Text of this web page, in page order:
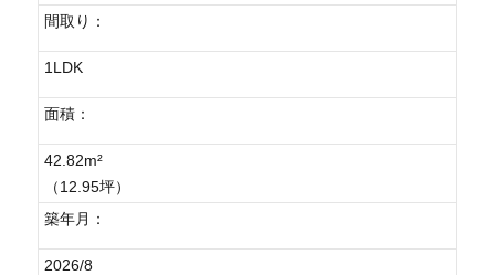
間取り：
1LDK
面積：
42.82m²
（12.95坪）
築年月：
2026/8